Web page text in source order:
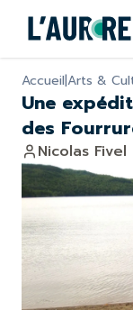
Accueil|Arts &
Une
des
Nicolas Fivel